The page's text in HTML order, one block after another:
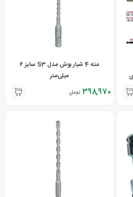
مته 4 شیار بوش مدل S3 سایز 6
میلی‌متر
398,970 تومان